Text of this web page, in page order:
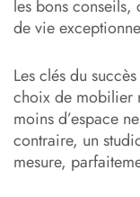
les bons
de vie
Les clés du
choix de mobilier
moins d’espace
contraire, un
mesure,